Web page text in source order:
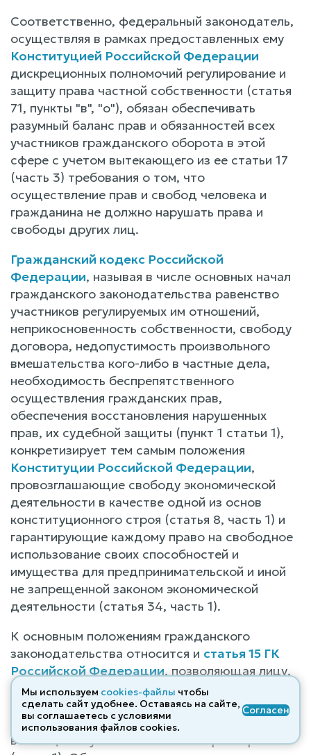
Соответственно, федеральный законодатель,
осуществляя в рамках предоставленных ему
Конституцией Российской Федерации
дискреционных полномочий регулирование и
защиту права частной собственности (статья
71, пункты "в", "о"), обязан обеспечивать
разумный баланс прав и обязанностей всех
участников гражданского оборота в этой
сфере с учетом вытекающего из ее статьи 17
(часть 3) требования о том, что
осуществление прав и свобод человека и
гражданина не должно нарушать права и
свободы других лиц.
Гражданский кодекс Российской
Федерации, называя в числе основных начал
гражданского законодательства равенство
участников регулируемых им отношений,
неприкосновенность собственности, свободу
договора, недопустимость произвольного
вмешательства кого-либо в частные дела,
необходимость беспрепятственного
осуществления гражданских прав,
обеспечения восстановления нарушенных
прав, их судебной защиты (пункт 1 статьи 1),
конкретизирует тем самым положения
Конституции Российской Федерации,
провозглашающие свободу экономической
деятельности в качестве одной из основ
конституционного строя (статья 8, часть 1) и
гарантирующие каждому право на свободное
использование своих способностей и
имущества для предпринимательской и иной
не запрещенной законом экономической
деятельности (статья 34, часть 1).
К основным положениям гражданского
законодательства относится и статья 15 ГК
Российской Федерации, позволяющая лицу,
право которого нарушено, требовать полного
возмещения причиненных ему убытков, если
законом или договором не предусмотрено
возмещение убытков в меньшем размере
Мы используем cookies-файлы чтобы
сделать сайт удобнее. Оставаясь на сайте,
вы соглашаетесь с условиями
использования файлов cооkies.
Согласен